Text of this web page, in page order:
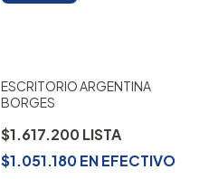
ESCRITORIO ARGENTINA
BORGES
$1.617.200
$1.051.180ENEFECTIVO